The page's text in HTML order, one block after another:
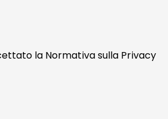
la Normativa sulla Privacy